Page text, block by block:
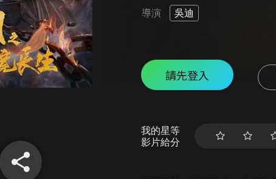
導演 吳迪
請先登入
我的星等
影片給分